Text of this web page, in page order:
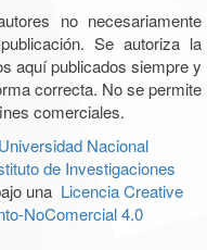
no necesariamente
Se autoriza la
aquí publicados siempre y
correcta. No se permite
comerciales.
Universidad Nacional
de Investigaciones
una Licencia Creative
NoComercial 4.0